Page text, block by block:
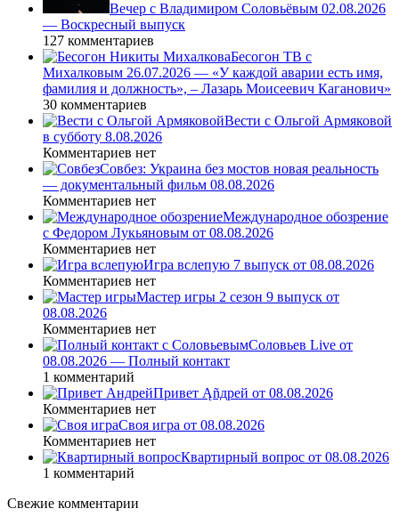
Вечер с Владимиром Соловьёвым 02.08.2026
— Воскресный выпуск
127 комментариев
Бесогон ТВ с
Михалковым 26.07.2026 — «У каждой аварии есть имя,
фамилия и должность», – Лазарь Моисеевич Каганович»
30 комментариев
Вести с Ольгой Армяковой
в субботу 8.08.2026
Комментариев нет
Совбез: Украина без мостов новая реальность
— документальный фильм 08.08.2026
Комментариев нет
Международное обозрение
с Федором Лукьяновым от 08.08.2026
Комментариев нет
Игра вслепую 7 выпуск от 08.08.2026
Комментариев нет
Мастер игры 2 сезон 9 выпуск от
08.08.2026
Комментариев нет
Соловьев Live от
08.08.2026 — Полный контакт
1 комментарий
Привет Ąñдpей от 08.08.2026
Комментариев нет
Своя игра от 08.08.2026
Комментариев нет
Квартирный вопрос от 08.08.2026
1 комментарий
Свежие комментарии